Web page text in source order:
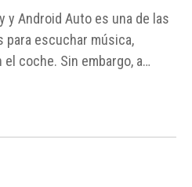
y Android Auto es una de las
para escuchar música,
coche. Sin embargo, a
variar, desde que la app